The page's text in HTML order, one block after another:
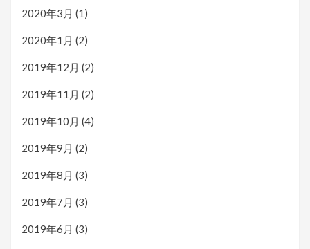
2020年3月 (1)
2020年1月 (2)
2019年12月 (2)
2019年11月 (2)
2019年10月 (4)
2019年9月 (2)
2019年8月 (3)
2019年7月 (3)
2019年6月 (3)